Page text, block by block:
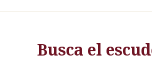
Busca el